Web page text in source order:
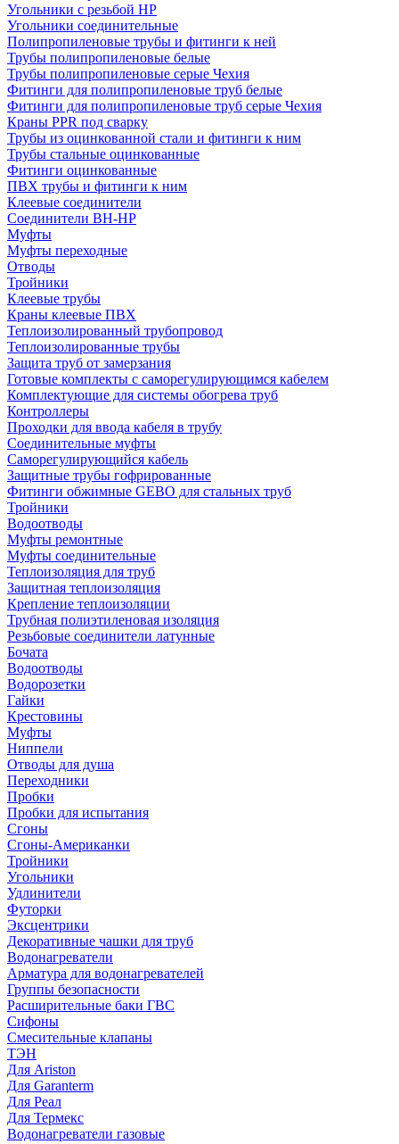
Угольники с резьбой НР
Угольники соединительные
Полипропиленовые трубы и фитинги к ней
Трубы полипропиленовые белые
Трубы полипропиленовые серые Чехия
Фитинги для полипропиленовые труб белые
Фитинги для полипропиленовые труб серые Чехия
Краны PPR под сварку
Трубы из оцинкованной стали и фитинги к ним
Трубы стальные оцинкованные
Фитинги оцинкованные
ПВХ трубы и фитинги к ним
Клеевые соединители
Соединители ВН-НР
Муфты
Муфты переходные
Отводы
Тройники
Клеевые трубы
Краны клеевые ПВХ
Теплоизолированный трубопровод
Теплоизолированные трубы
Защита труб от замерзания
Готовые комплекты с саморегулирующимся кабелем
Комплектующие для системы обогрева труб
Контроллеры
Проходки для ввода кабеля в трубу
Соединительные муфты
Саморегулирующийся кабель
Защитные трубы гофрированные
Фитинги обжимные GEBO для стальных труб
Тройники
Водоотводы
Муфты ремонтные
Муфты соединительные
Теплоизоляция для труб
Защитная теплоизоляция
Крепление теплоизоляции
Трубная полиэтиленовая изоляция
Резьбовые соединители латунные
Бочата
Водоотводы
Водорозетки
Гайки
Крестовины
Муфты
Ниппели
Отводы для душа
Переходники
Пробки
Пробки для испытания
Сгоны
Сгоны-Американки
Тройники
Угольники
Удлинители
Футорки
Эксцентрики
Декоративные чашки для труб
Водонагреватели
Арматура для водонагревателей
Группы безопасности
Расширительные баки ГВС
Сифоны
Смесительные клапаны
ТЭН
Для Ariston
Для Garanterm
Для Реал
Для Термекс
Водонагреватели газовые